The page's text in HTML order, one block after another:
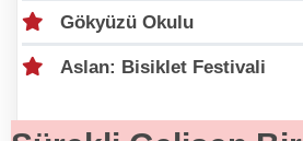
Gökyüzü Okulu
Aslan: Bisiklet Festivali